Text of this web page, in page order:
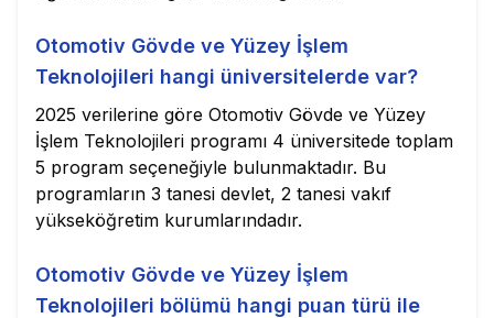
Otomotiv Gövde ve Yüzey İşlem
Teknolojileri hangi üniversitelerde var?
2025 verilerine göre Otomotiv Gövde ve Yüzey
İşlem Teknolojileri programı 4 üniversitede toplam
5 program seçeneğiyle bulunmaktadır. Bu
programların 3 tanesi devlet, 2 tanesi vakıf
yükseköğretim kurumlarındadır.
Otomotiv Gövde ve Yüzey İşlem
Teknolojileri bölümü hangi puan türü ile